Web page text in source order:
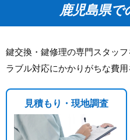
鹿児島県で
鍵交換・鍵修理の専門スタッ
ラブル対応にかかりがちな費用
見積もり・現地調査